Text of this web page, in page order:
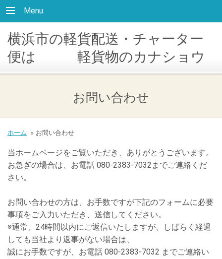
Menu
横浜市の軽貨配送・チャーター
便は 軽貨物のカナショウ
お問い合わせ
ホーム » お問い合わせ
当ホームページをご覧いただき、ありがとうございます。
お急ぎの場合は、お電話 080-2383-7032までご連絡くだ
さい。
お問い合わせの方は、お手数ですが下記のフォームに必要
事項をご入力いただき、送信してください。
※通常、24時間以内にご返信いたしますが、しばらく経過
しても当社より返事がない場合は、
誠にお手数ですが、お電話 080-2383-7032 までご連絡い